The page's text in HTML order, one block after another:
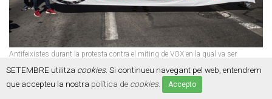
SETEMBRE utilitza cookies. Si continueu navegant pel web, entendrem
que accepteu la nostra política de cookies. Accepto
Antifeixistes durant la protesta contra el míting de VOX en la qual va ser
El jutge Conejo, la Rut, el feixisme i